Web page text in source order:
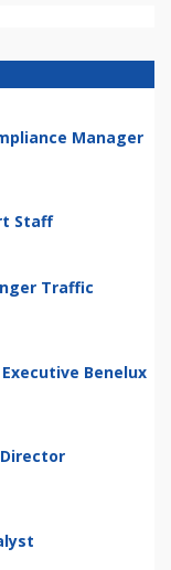
Manager
Staff
Traffic
Benelux